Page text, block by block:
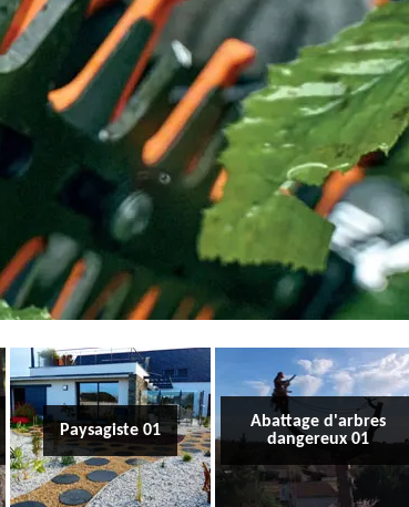
Paysagiste 01
Abattage d'arbres
dangereux 01